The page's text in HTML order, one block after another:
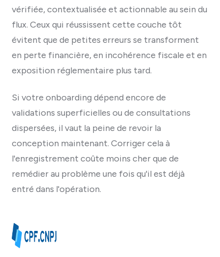
vérifiée, contextualisée et actionnable au sein du
flux. Ceux qui réussissent cette couche tôt
évitent que de petites erreurs se transforment
en perte financière, en incohérence fiscale et en
exposition réglementaire plus tard.
Si votre onboarding dépend encore de
validations superficielles ou de consultations
dispersées, il vaut la peine de revoir la
conception maintenant. Corriger cela à
l'enregistrement coûte moins cher que de
remédier au problème une fois qu'il est déjà
entré dans l'opération.